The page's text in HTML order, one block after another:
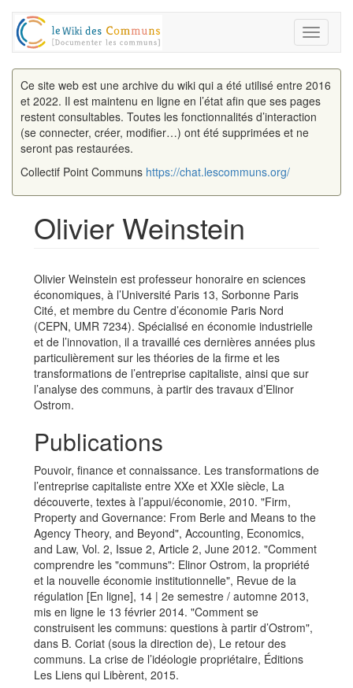
Toggle
Ce site web est une archive du wiki qui a été utilisé entre 2016
et 2022. Il est maintenu en ligne en l’état afin que ses pages
restent consultables. Toutes les fonctionnalités d’interaction
(se connecter, créer, modifier…) ont été supprimées et ne
seront pas restaurées.
Collectif Point Communs https://chat.lescommuns.org/
Olivier Weinstein
Olivier Weinstein est professeur honoraire en sciences
économiques, à l’Université Paris 13, Sorbonne Paris
Cité, et membre du Centre d’économie Paris Nord
(CEPN, UMR 7234). Spécialisé en économie industrielle
et de l’innovation, il a travaillé ces dernières années plus
particulièrement sur les théories de la firme et les
transformations de l’entreprise capitaliste, ainsi que sur
l’analyse des communs, à partir des travaux d’Elinor
Ostrom.
Publications
Pouvoir, finance et connaissance. Les transformations de
l’entreprise capitaliste entre XXe et XXIe siècle, La
découverte, textes à l’appui/économie, 2010. "Firm,
Property and Governance: From Berle and Means to the
Agency Theory, and Beyond", Accounting, Economics,
and Law, Vol. 2, Issue 2, Article 2, June 2012. "Comment
comprendre les "communs": Elinor Ostrom, la propriété
et la nouvelle économie institutionnelle", Revue de la
régulation [En ligne], 14 | 2e semestre / automne 2013,
mis en ligne le 13 février 2014. "Comment se
construisent les communs: questions à partir d’Ostrom",
dans B. Coriat (sous la direction de), Le retour des
communs. La crise de l’idéologie propriétaire, Éditions
Les Liens qui Libèrent, 2015.